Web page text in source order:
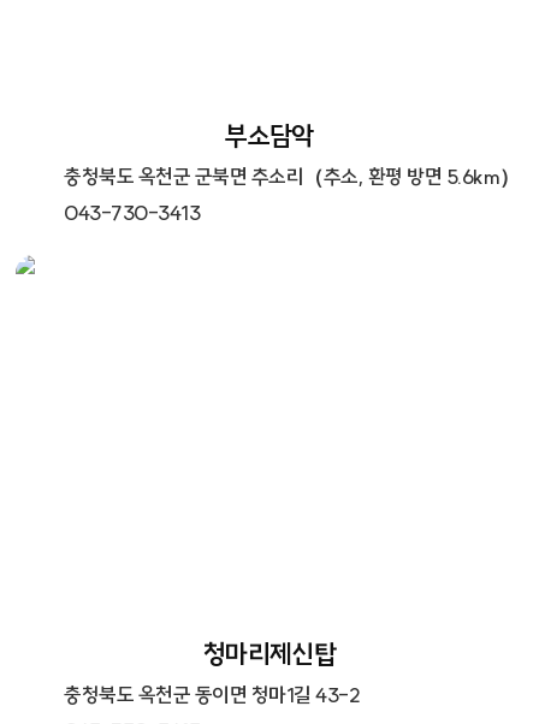
부소담악
충청북도 옥천군 군북면 추소리（추소, 환평 방면 5.6km）
043-730-3413
청마리제신탑
충청북도 옥천군 동이면 청마1길 43-2